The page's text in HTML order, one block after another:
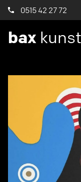
0515 42 27 72
bax kunst